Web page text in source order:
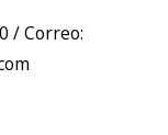
/ Correo: